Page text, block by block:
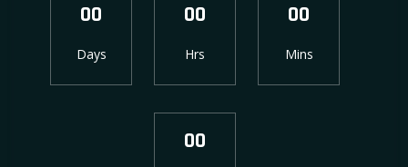
00
Days
00
Hrs
00
Mins
00